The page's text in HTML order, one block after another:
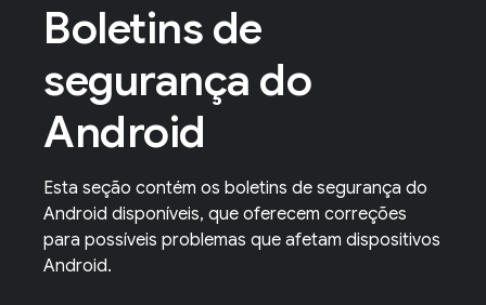
Boletins de
segurança do
Android
Esta seção contém os boletins de segurança do
Android disponíveis, que oferecem correções
para possíveis problemas que afetam dispositivos
Android.